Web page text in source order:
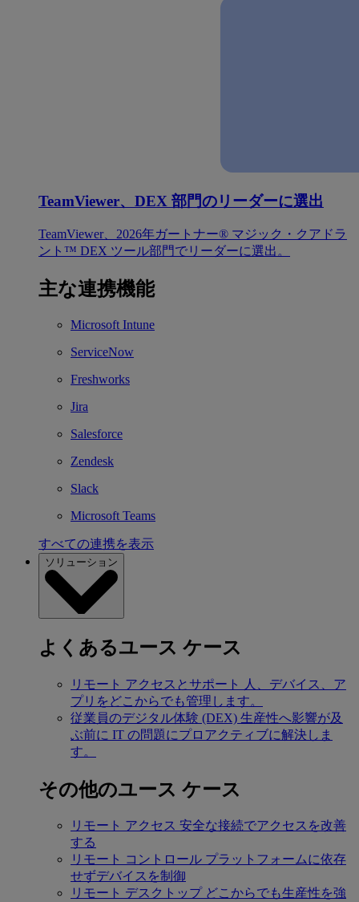
TeamViewer、DEX 部門のリーダーに選出
TeamViewer、2026年ガートナー® マジック・クアドラ
ント™ DEX ツール部門でリーダーに選出。
主な連携機能
Microsoft Intune
ServiceNow
Freshworks
Jira
Salesforce
Zendesk
Slack
Microsoft Teams
すべての連携を表示
ソリューション
よくあるユース ケース
リモート アクセスとサポート
人、デバイス、ア
プリをどこからでも管理します。
従業員のデジタル体験 (DEX) 生産性へ影響が及
ぶ前に IT の問題にプロアクティブに解決しま
す。
その他のユース ケース
リモート アクセス 安全な接続でアクセスを改善
する
リモート コントロール プラットフォームに依存
せずデバイスを制御
リモート デスクトップ どこからでも生産性を強